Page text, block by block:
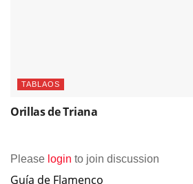
TABLAOS
Orillas de Triana
Please login to join discussion
Guía de Flamenco